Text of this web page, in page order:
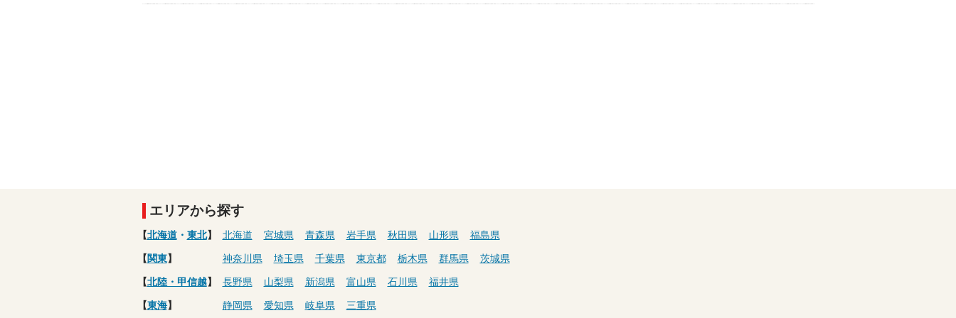
エリアから探す
【北海道・ 東北】 北海道 宮城県 青森県 岩手県 秋田県 山形県 福島県
【関東】 神奈川県 埼玉県 千葉県 東京都 栃木県 群馬県 茨城県
【北陸・甲信越】 長野県 山梨県 新潟県 富山県 石川県 福井県
【東海】 静岡県 愛知県 岐阜県 三重県